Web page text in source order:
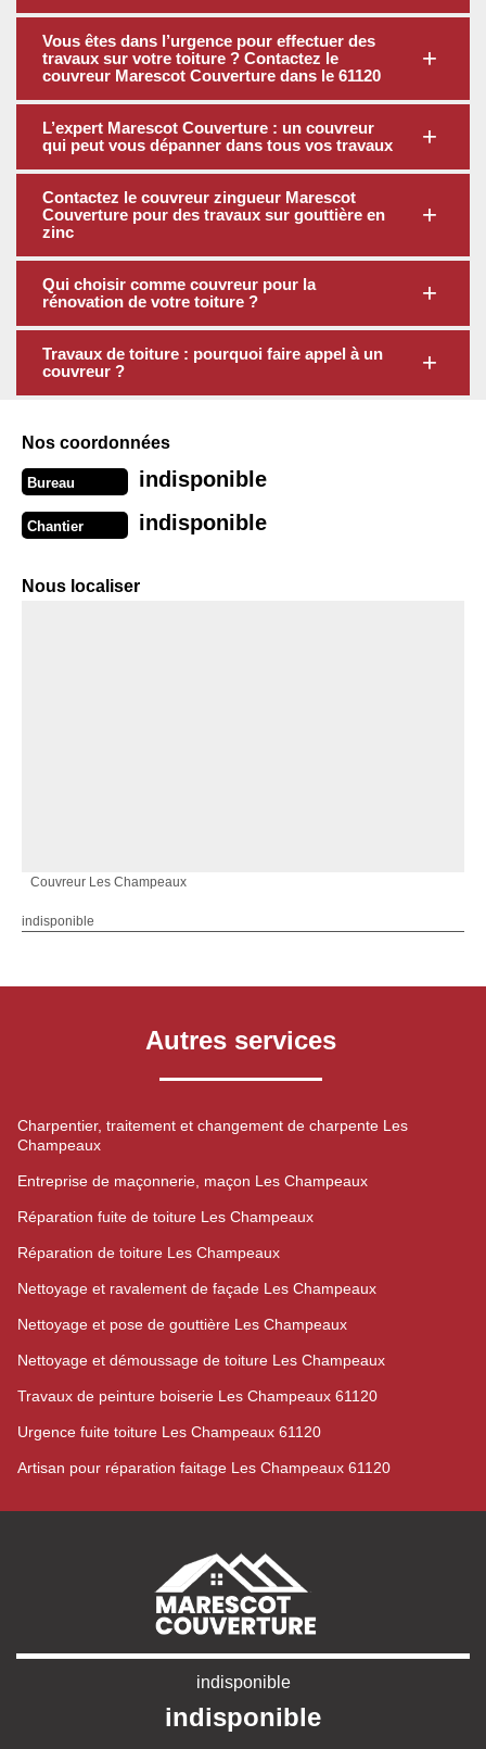
Vous êtes dans l’urgence pour effectuer des
travaux sur votre toiture ? Contactez le
couvreur Marescot Couverture dans le 61120
L’expert Marescot Couverture : un couvreur
qui peut vous dépanner dans tous vos travaux
Contactez le couvreur zingueur Marescot
Couverture pour des travaux sur gouttière en
zinc
Qui choisir comme couvreur pour la
rénovation de votre toiture ?
Travaux de toiture : pourquoi faire appel à un
couvreur ?
Nos coordonnées
Bureau indisponible
Chantier indisponible
Nous localiser
Couvreur Les Champeaux
indisponible
Autres services
Charpentier, traitement et changement de charpente Les
Champeaux
Entreprise de maçonnerie, maçon Les Champeaux
Réparation fuite de toiture Les Champeaux
Réparation de toiture Les Champeaux
Nettoyage et ravalement de façade Les Champeaux
Nettoyage et pose de gouttière Les Champeaux
Nettoyage et démoussage de toiture Les Champeaux
Travaux de peinture boiserie Les Champeaux 61120
Urgence fuite toiture Les Champeaux 61120
Artisan pour réparation faitage Les Champeaux 61120
indisponible
indisponible